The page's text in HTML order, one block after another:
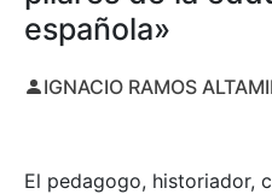
española»
IGNACIO RAMOS
El pedagogo, historiador,